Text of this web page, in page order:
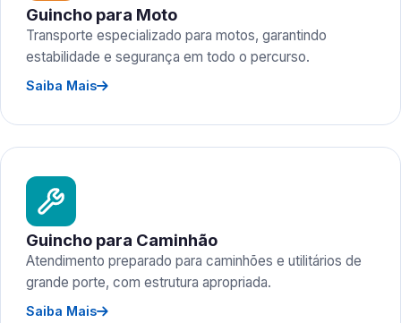
Guincho para Moto
Transporte especializado para motos, garantindo
estabilidade e segurança em todo o percurso.
Saiba Mais
Guincho para Caminhão
Atendimento preparado para caminhões e utilitários de
grande porte, com estrutura apropriada.
Saiba Mais